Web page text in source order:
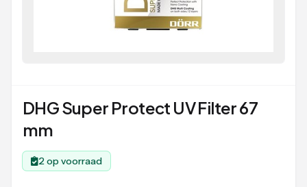
DHG Super Protect UV Filter 67
mm
2 op voorraad